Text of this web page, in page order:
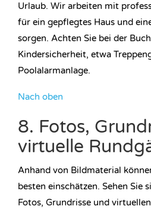
Urlaub. Wir arbeiten mit
für ein gepflegtes Haus und
sorgen. Achten Sie bei der
Kindersicherheit, etwa
Poolalarmanlage.
Nach oben
8. Fotos,
virtuelle
Anhand von Bildmaterial
besten einschätzen. Sehen Sie
Fotos, Grundrisse und